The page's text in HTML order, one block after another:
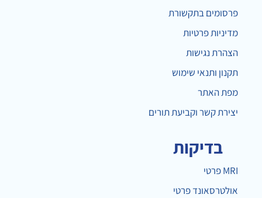
פרסומים בתקשורת
מדיניות פרטיות
הצהרת נגישות
תקנון ותנאי שימוש
מפת האתר
יצירת קשר וקביעת תורים
בדיקות
MRI פרטי
אולטרסאונד פרטי